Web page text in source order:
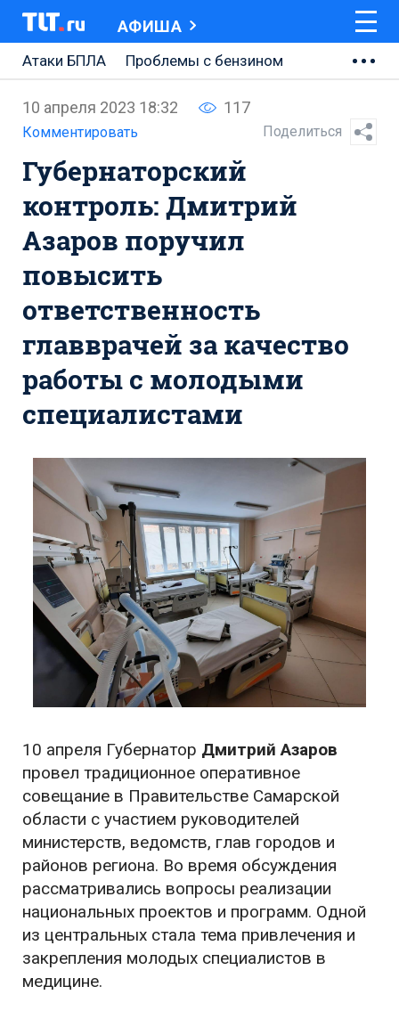
АФИША
Атаки БПЛА
Проблемы с бензином
Ремонт Центральной площади
Ремонт Обводного шоссе
Набережная Тольятти
Неделя Тольятти
10 апреля 2023 18:32 117
Комментировать Поделиться
Губернаторский
контроль: Дмитрий
Азаров поручил
повысить
ответственность
главврачей за качество
работы с молодыми
специалистами
10 апреля Губернатор Дмитрий Азаров
провел традиционное оперативное
совещание в Правительстве Самарской
области с участием руководителей
министерств, ведомств, глав городов и
районов региона. Во время обсуждения
рассматривались вопросы реализации
национальных проектов и программ. Одной
из центральных стала тема привлечения и
закрепления молодых специалистов в
медицине.